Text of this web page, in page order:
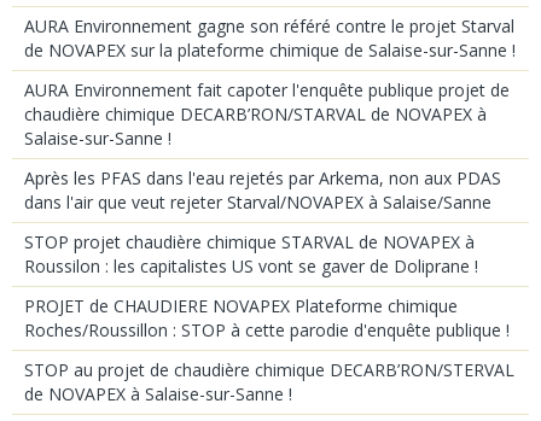
AURA Environnement gagne son référé contre le projet Starval
de NOVAPEX sur la plateforme chimique de Salaise-sur-Sanne !
AURA Environnement fait capoter l'enquête publique projet de
chaudière chimique DECARB’RON/STARVAL de NOVAPEX à
Salaise-sur-Sanne !
Après les PFAS dans l'eau rejetés par Arkema, non aux PDAS
dans l'air que veut rejeter Starval/NOVAPEX à Salaise/Sanne
STOP projet chaudière chimique STARVAL de NOVAPEX à
Roussilon : les capitalistes US vont se gaver de Doliprane !
PROJET de CHAUDIERE NOVAPEX Plateforme chimique
Roches/Roussillon : STOP à cette parodie d'enquête publique !
STOP au projet de chaudière chimique DECARB’RON/STERVAL
de NOVAPEX à Salaise-sur-Sanne !